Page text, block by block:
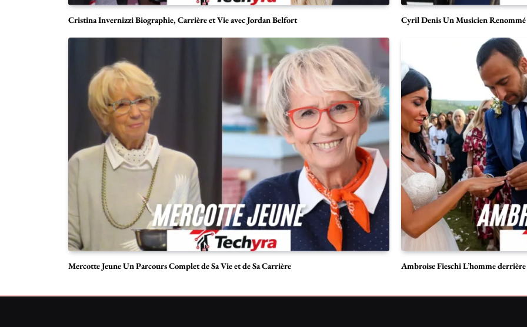
Cristina Invernizzi Biographie, Carrière et Vie avec Jordan Belfort Cyril Denis Un Musicien Renommé
Mercotte Jeune Un Parcours Complet de Sa Vie et de Sa Carrière Ambroise Fieschi L’homme